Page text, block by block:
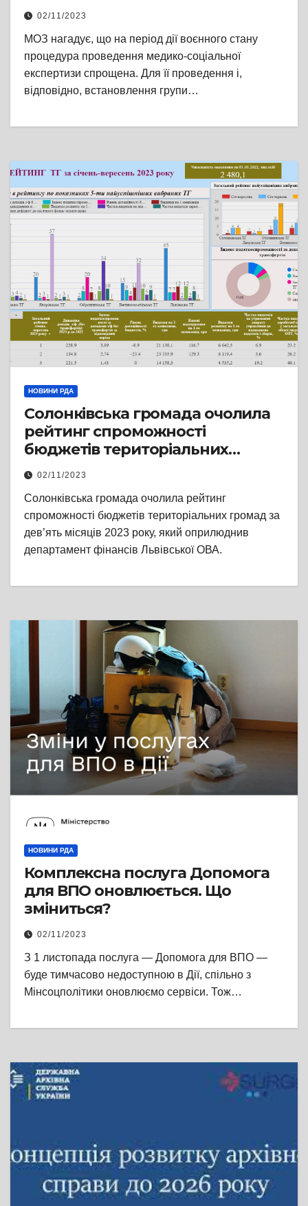
02/11/2023
МОЗ нагадує, що на період дії воєнного стану
процедура проведення медико-соціальної
експертизи спрощена. Для її проведення і,
відповідно, встановлення групи…
НОВИНИ РДА
Солонківська громада очолила
рейтинг спроможності
бюджетів територіальних
громад
02/11/2023
Солонківська громада очолила рейтинг
спроможності бюджетів територіальних громад за
дев’ять місяців 2023 року, який оприлюднив
департамент фінансів Львівської ОВА.
НОВИНИ РДА
Комплексна послуга Допомога
для ВПО оновлюється. Що
зміниться?
02/11/2023
З 1 листопада послуга — Допомога для ВПО —
буде тимчасово недоступною в Дії, спільно з
Мінсоцполітики оновлюємо сервіси. Тож…